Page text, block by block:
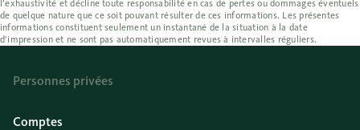
l’exhaustivité et décline toute responsabilité en cas de pertes ou dommages éventuels
de quelque nature que ce soit pouvant résulter de ces informations. Les présentes
informations constituent seulement un instantané de la situation à la date
d’impression et ne sont pas automatiquement revues à intervalles réguliers.
Personnes privées
Comptes